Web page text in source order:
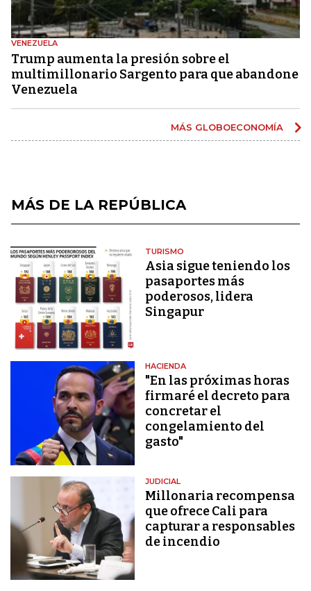
VENEZUELA
Trump aumenta la presión sobre el
multimillonario Sargento para que abandone
Venezuela
MÁS GLOBOECONOMÍA
MÁS DE LA REPÚBLICA
TURISMO
Asia sigue teniendo los
pasaportes más
poderosos, lidera
Singapur
HACIENDA
"En las próximas horas
firmaré el decreto para
concretar el
congelamiento del
gasto"
JUDICIAL
Millonaria recompensa
que ofrece Cali para
capturar a responsables
de incendio